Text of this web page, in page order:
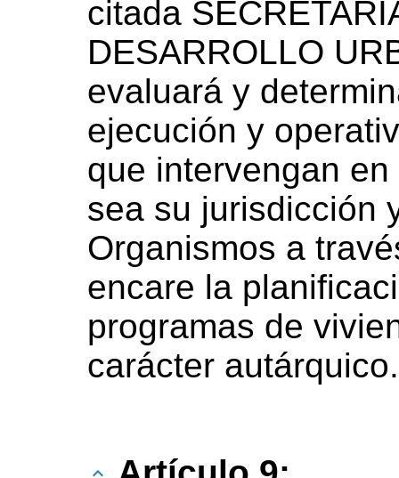
citada
DESARROLLO
evaluará y
ejecución y
que intervengan
sea su jurisdicción
Organismos a
encare la
programas de
carácter autárquico.